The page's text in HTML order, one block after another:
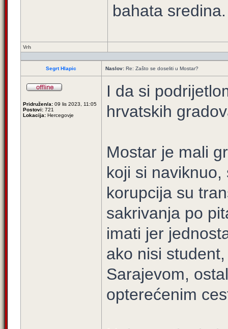
bahata sredina.
Vrh
Segrt Hlapic Naslov: Re: Zašto se doseliti u Mostar?
Pridružen/a: 09 lis 2023, 11:05
Postovi: 721
Lokacija: Hercegovje
I da si
hrvatskih
Mostar je mali
koji si
korupcija su
sakrivanja po
imati jer
ako nisi
Sarajevom,
opterećenim